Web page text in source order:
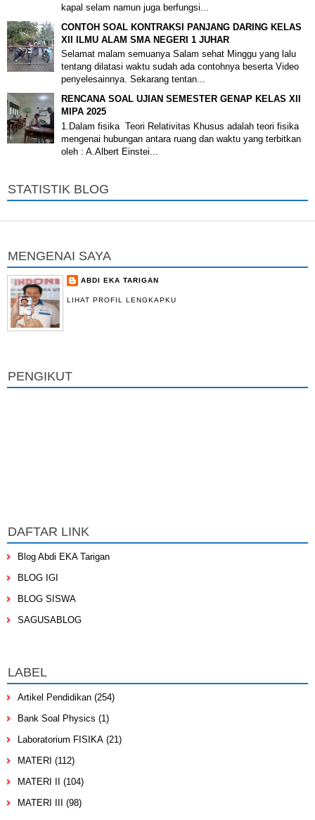
kapal selam namun juga berfungsi...
CONTOH SOAL KONTRAKSI PANJANG DARING KELAS
XII ILMU ALAM SMA NEGERI 1 JUHAR
Selamat malam semuanya Salam sehat Minggu yang lalu
tentang dilatasi waktu sudah ada contohnya beserta Video
penyelesainnya. Sekarang tentan...
RENCANA SOAL UJIAN SEMESTER GENAP KELAS XII
MIPA 2025
1.Dalam fisika Teori Relativitas Khusus adalah teori fisika
mengenai hubungan antara ruang dan waktu yang terbitkan
oleh : A.Albert Einstei...
STATISTIK BLOG
MENGENAI SAYA
ABDI EKA TARIGAN
LIHAT PROFIL LENGKAPKU
PENGIKUT
DAFTAR LINK
Blog Abdi EKA Tarigan
BLOG IGI
BLOG SISWA
SAGUSABLOG
LABEL
Artikel Pendidikan (254)
Bank Soal Physics (1)
Laboratorium FISIKA (21)
MATERI (112)
MATERI II
(104)
MATERI III
(98)